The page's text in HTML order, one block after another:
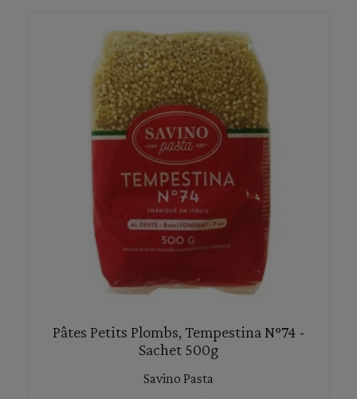
Pâtes Petits Plombs, Tempestina N°74 -
Sachet 500g
Savino Pasta